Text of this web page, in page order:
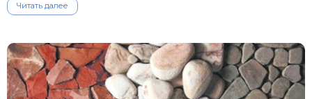
Читать далее